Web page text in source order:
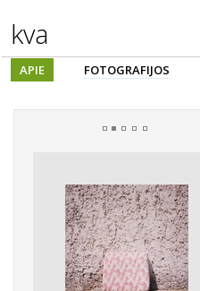
kva
APIE FOTOGRAFIJOS